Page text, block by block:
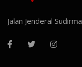
Jalan Jenderal